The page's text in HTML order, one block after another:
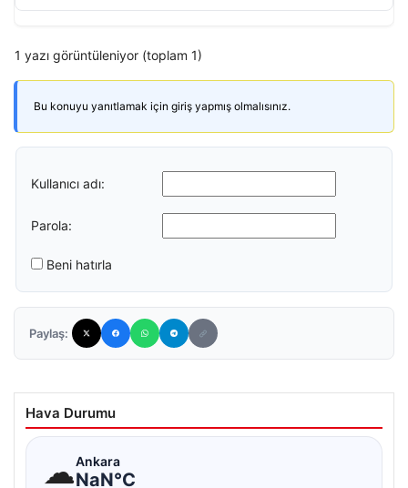
1 yazı görüntüleniyor (toplam 1)
Bu konuyu yanıtlamak için giriş yapmış olmalısınız.
Kullanıcı adı:
Parola:
Beni hatırla
Paylaş:
Hava Durumu
☁Ankara
NaN°C